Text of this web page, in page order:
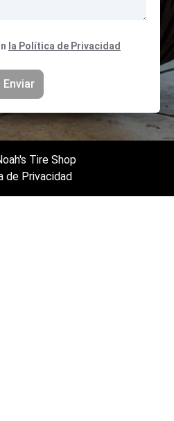
la Política de Privacidad
Enviar
Tire Shop
de Privacidad